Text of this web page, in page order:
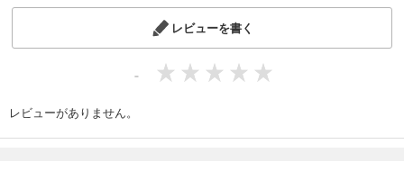
レビューを書く
-
レビューがありません。